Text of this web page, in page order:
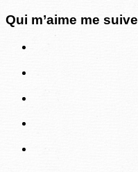
Qui m’aime me suive